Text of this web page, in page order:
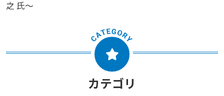
之 氏～
カテゴリ